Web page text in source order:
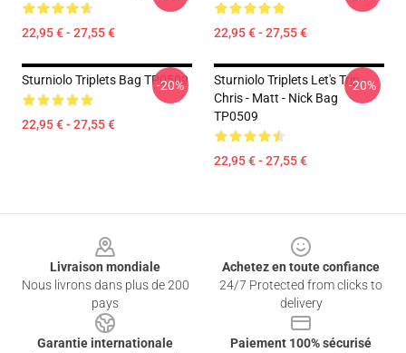
22,95 € - 27,55 € 22,95 € - 27,55 €
Sturniolo Triplets Bag TP0509
22,95 € - 27,55 €
-20%
Sturniolo Triplets Let's Trip -
Chris - Matt - Nick Bag
TP0509
22,95 € - 27,55 €
-20%
Livraison mondiale
Nous livrons dans plus de 200
pays
Achetez en toute confiance
24/7 Protected from clicks to
delivery
Garantie internationale
Paiement 100% sécurisé